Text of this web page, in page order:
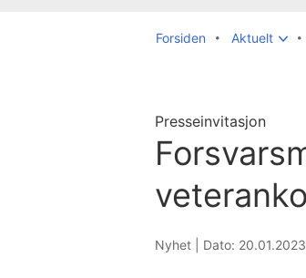
Forsiden Aktuelt
Presseinvitasjon
Nyhet | Dato: 20.01.2023